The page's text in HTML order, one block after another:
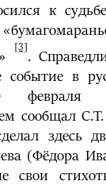
к
[3]
.
событие в
сообщал
здесь
(Фёдора
свои